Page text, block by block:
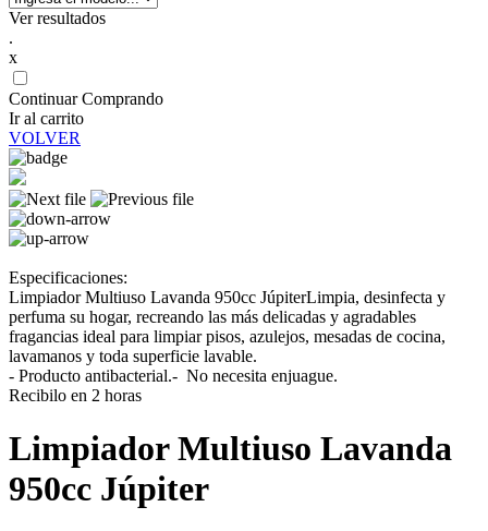
Ver resultados
.
x
Continuar Comprando
Ir al carrito
VOLVER
Especificaciones:
Limpiador Multiuso Lavanda 950cc JúpiterLimpia, desinfecta y
perfuma su hogar, recreando las más delicadas y agradables
fragancias ideal para limpiar pisos, azulejos, mesadas de cocina,
lavamanos y toda superficie lavable.
- Producto antibacterial.- No necesita enjuague.
Recibilo en 2 horas
Limpiador Multiuso Lavanda
950cc Júpiter